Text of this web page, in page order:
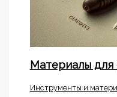
Материалы для
Инструменты и